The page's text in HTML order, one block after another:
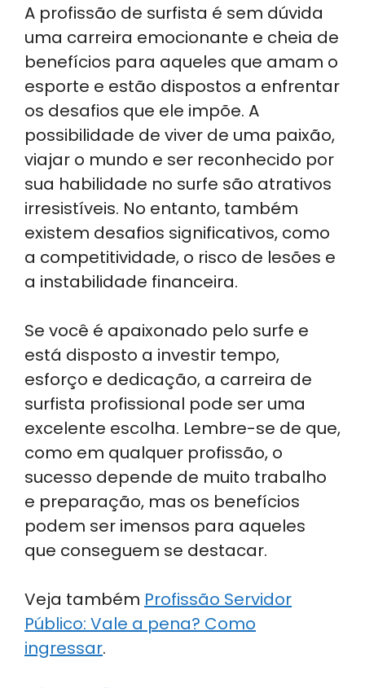
A profissão de surfista é sem dúvida
uma carreira emocionante e cheia de
benefícios para aqueles que amam o
esporte e estão dispostos a enfrentar
os desafios que ele impõe. A
possibilidade de viver de uma paixão,
viajar o mundo e ser reconhecido por
sua habilidade no surfe são atrativos
irresistíveis. No entanto, também
existem desafios significativos, como
a competitividade, o risco de lesões e
a instabilidade financeira.
Se você é apaixonado pelo surfe e
está disposto a investir tempo,
esforço e dedicação, a carreira de
surfista profissional pode ser uma
excelente escolha. Lembre-se de que,
como em qualquer profissão, o
sucesso depende de muito trabalho
e preparação, mas os benefícios
podem ser imensos para aqueles
que conseguem se destacar.
Veja também Profissão Servidor
Público: Vale a pena? Como
ingressar.